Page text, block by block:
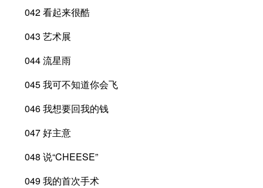
042 看起来很酷
043 艺术展
044 流星雨
045 我可不知道你会飞
046 我想要回我的钱
047 好主意
048 说“CHEESE”
049 我的首次手术